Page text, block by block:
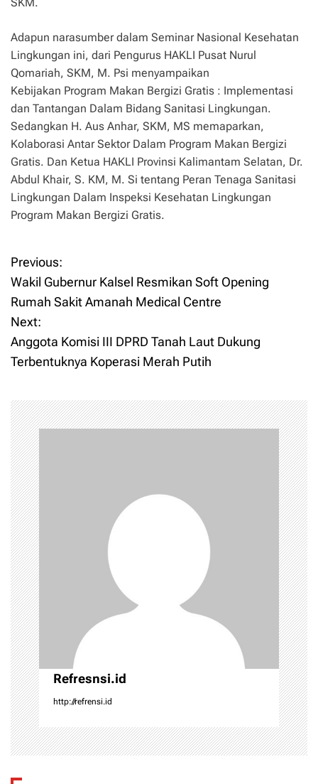
Adapun narasumber dalam Seminar Nasional Kesehatan
Lingkungan ini, dari Pengurus HAKLI Pusat Nurul
Qomariah, SKM, M. Psi menyampaikan
Kebijakan Program Makan Bergizi Gratis : Implementasi
dan Tantangan Dalam Bidang Sanitasi Lingkungan.
Sedangkan H. Aus Anhar, SKM, MS memaparkan,
Kolaborasi Antar Sektor Dalam Program Makan Bergizi
Gratis. Dan Ketua HAKLI Provinsi Kalimantam Selatan, Dr.
Abdul Khair, S. KM, M. Si tentang Peran Tenaga Sanitasi
Lingkungan Dalam Inspeksi Kesehatan Lingkungan
Program Makan Bergizi Gratis.
P
o
s
t
a
v
i
g
a
t
i
o
n
Previous:
Wakil Gubernur Kalsel Resmikan Soft Opening
Rumah Sakit Amanah Medical Centre
Next:
Anggota Komisi III DPRD Tanah Laut Dukung
Terbentuknya Koperasi Merah Putih
Refresnsi.id
http://refrensi.id